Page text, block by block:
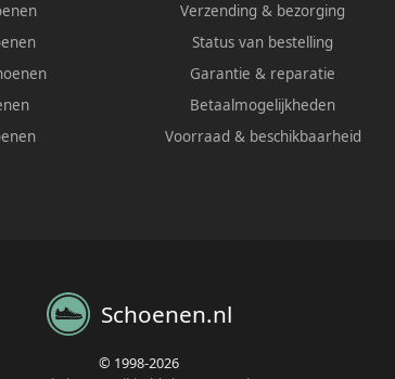
Verzending & bezorging
Status van bestelling
Garantie & reparatie
Betaalmogelijkheden
Voorraad & beschikbaarheid
Schoenen.nl
© 1998-2026